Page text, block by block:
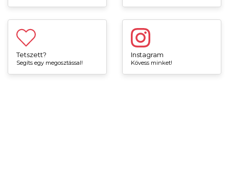
Tetszett?
Segíts egy megosztással!
Instagram
Kövess minket!